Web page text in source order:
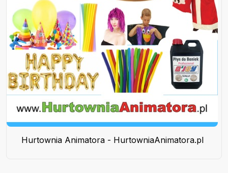
Hurtownia Animatora - HurtowniaAnimatora.pl